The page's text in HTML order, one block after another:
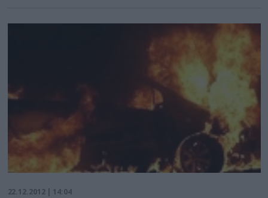
φίλων των παιδιών τους που ήρθαν να εισπράξουν
τα χρέη τους! Πρόσφατα, οι δύο 27χρονοι Έλληνες
22.12.2012 | 14:04